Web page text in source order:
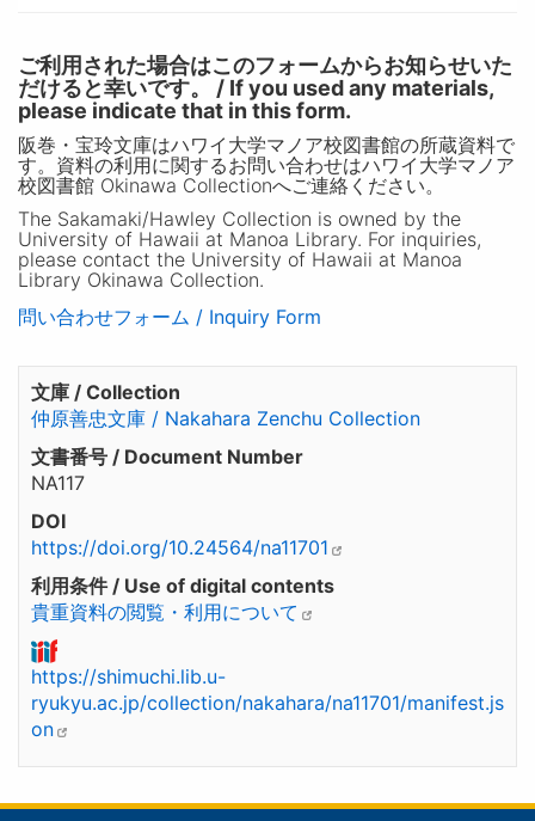
ご利用された場合はこのフォームからお知らせいた
だけると幸いです。 / If you used any materials,
please indicate that in this form.
阪巻・宝玲文庫はハワイ大学マノア校図書館の所蔵資料で
す。資料の利用に関するお問い合わせはハワイ大学マノア
校図書館 Okinawa Collectionへご連絡ください。
The Sakamaki/Hawley Collection is owned by the
University of Hawaii at Manoa Library. For inquiries,
please contact the University of Hawaii at Manoa
Library Okinawa Collection.
問い合わせフォーム / Inquiry Form
文庫 / Collection
仲原善忠文庫 / Nakahara Zenchu Collection
文書番号 / Document Number
NA117
DOI
https://doi.org/10.24564/na11701
利用条件 / Use of digital contents
貴重資料の閲覧・利用について
https://shimuchi.lib.u-
ryukyu.ac.jp/collection/nakahara/na11701/manifest.js
on